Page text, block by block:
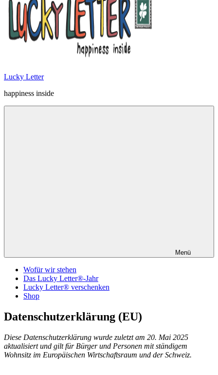
Lucky Letter
happiness inside
Menü
Wofür wir stehen
Das Lucky Letter®-Jahr
Lucky Letter® verschenken
Shop
Datenschutzerklärung (EU)
Diese Datenschutzerklärung wurde zuletzt am 20. Mai 2025
aktualisiert und gilt für Bürger und Personen mit ständigem
Wohnsitz im Europäischen Wirtschaftsraum und der Schweiz.